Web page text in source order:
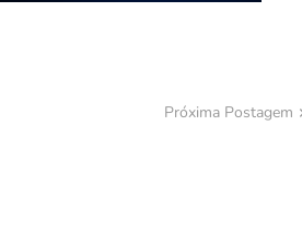
Próxima Postagem